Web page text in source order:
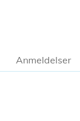
Anmeldelser